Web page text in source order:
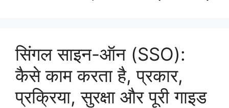
सिंगल साइन-ऑन (SSO):
कैसे काम करता है, प्रकार,
प्रक्रिया, सुरक्षा और पूरी गाइड